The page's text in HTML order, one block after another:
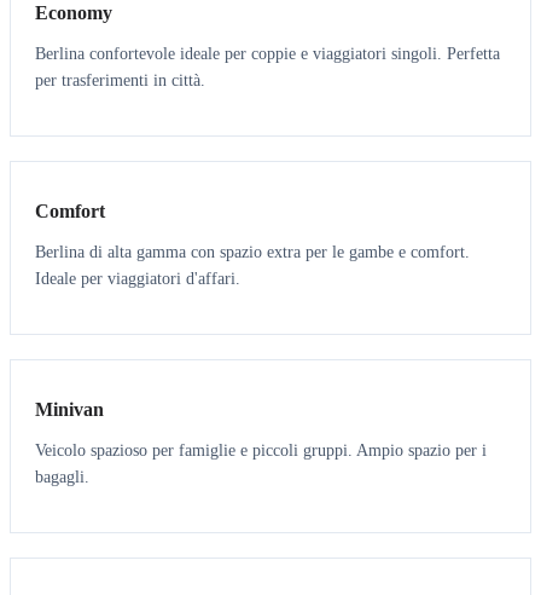
Economy
Berlina confortevole ideale per coppie e viaggiatori singoli. Perfetta
per trasferimenti in città.
3 3
Comfort
Berlina di alta gamma con spazio extra per le gambe e comfort.
Ideale per viaggiatori d'affari.
6 5
Minivan
Veicolo spazioso per famiglie e piccoli gruppi. Ampio spazio per i
bagagli.
7 7